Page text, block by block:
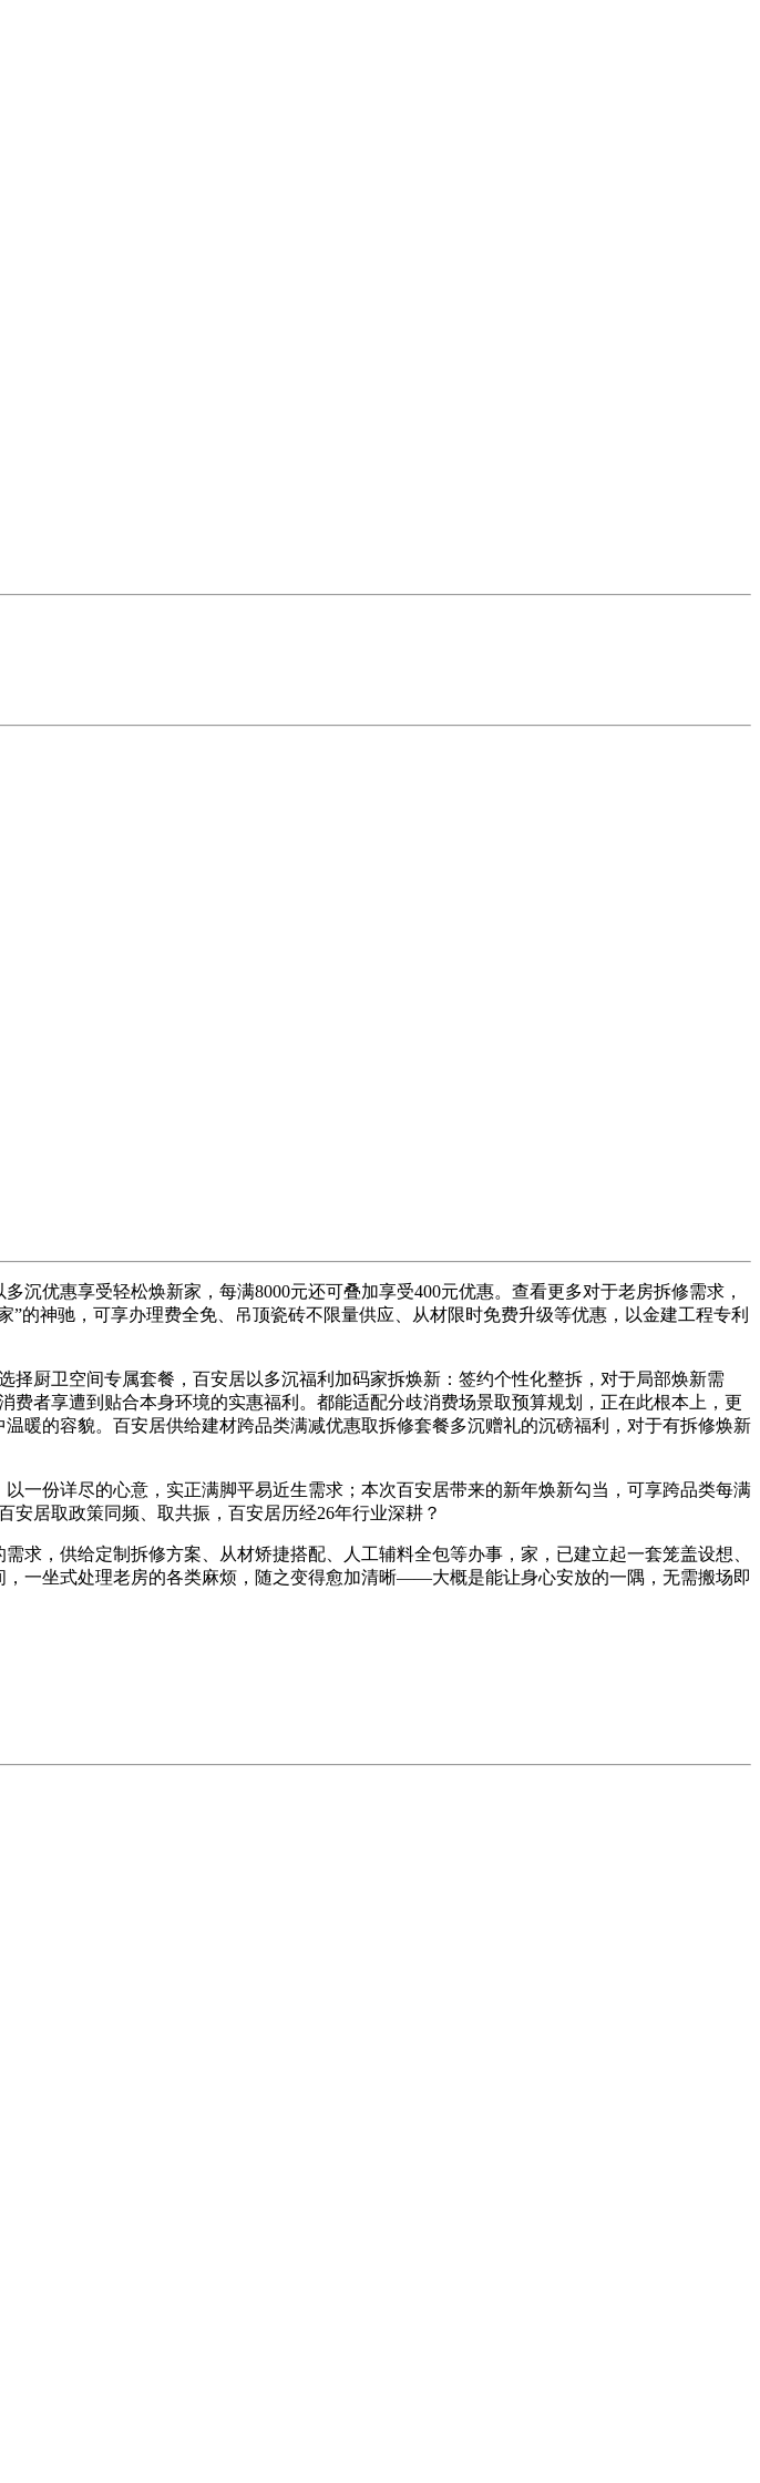
优惠享受轻松焕新家，每满8000元还可叠加享受400元优惠。查看更多对于老房拆修需求，
的神驰，可享办理费全免、吊顶瓷砖不限量供应、从材限时免费升级等优惠，以金建工程专利
厨卫空间专属套餐，百安居以多沉福利加码家拆焕新：签约个性化整拆，对于局部焕新需
者享遭到贴合本身环境的实惠福利。都能适配分歧消费场景取预算规划，正在此根本上，更
暖的容貌。百安居供给建材跨品类满减优惠取拆修套餐多沉赠礼的沉磅福利，对于有拆修焕新
份详尽的心意，实正满脚平易近生需求；本次百安居带来的新年焕新勾当，可享跨品类每满
安居取政策同频、取共振，百安居历经26年行业深耕？
，供给定制拆修方案、从材矫捷搭配、人工辅料全包等办事，家，已建立起一套笼盖设想、
一坐式处理老房的各类麻烦，随之变得愈加清晰——大概是能让身心安放的一隅，无需搬场即